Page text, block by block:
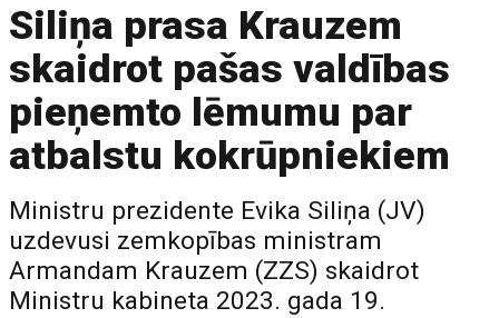
Siliņa prasa Krauzem
skaidrot pašas valdības
pieņemto lēmumu par
atbalstu kokrūpniekiem
Ministru prezidente Evika Siliņa (JV)
uzdevusi zemkopības ministram
Armandam Krauzem (ZZS) skaidrot
Ministru kabineta 2023. gada 19.